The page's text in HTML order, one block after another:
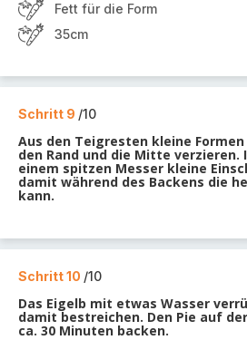
Fett für die Form
35cm
Schritt 9 /10
Aus den Teigresten kleine
den Rand und die Mitte verzieren.
einem spitzen Messer kleine
damit während des Backens die
kann.
Schritt 10 /10
Das Eigelb mit etwas Wasser
damit bestreichen. Den Pie auf
ca. 30 Minuten backen.